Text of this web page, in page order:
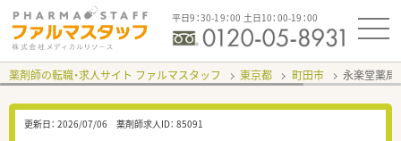
平日9：30-19：00 土日10：00-19：00
薬剤師の転職・求人サイト ファルマスタッフ 東京都 町田市 永楽堂薬
更新日： 2026/07/06 薬剤師求人ID： 85091